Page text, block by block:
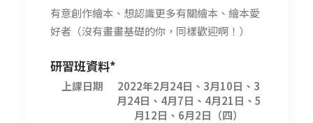
有意創作繪本、想認識更多有關繪本、繪本愛
好者（沒有畫畫基礎的你，同樣歡迎啊！）
研習班資料*
上課日期
2022年2月24日、3月10日、3
月24日、4月7日、4月21日、5
月12日、6月2日（四）